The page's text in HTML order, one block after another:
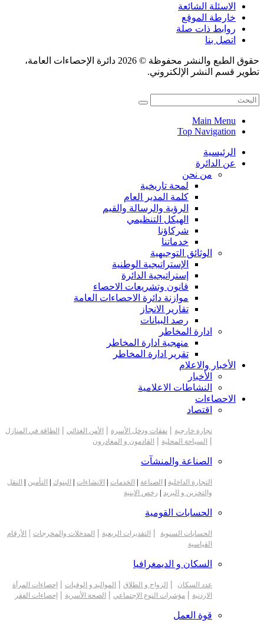
الاسئلة الشائعة
خارطة الموقع
روابط ذات صلة
اتصل بنا
حقوق الطبع والنشر محفوظة © 2026 دائرة الإحصاءات العامة،
تطوير قسم النشر الإلكتروني.
Main Menu
Top Navigation
الرئيسية
عن الدائرة
من نحن
لمحة تاريخية
كلمة المدير العام
الرؤية والرسالة والقيم
الهيكل التنظيمي
شركاؤنا
خدماتنا
الوثائق التوجيهية
الإستراتيجية الوطنية
إستراتيجية الدائرة
قانون وتشريعات الاحصاء
موازنة دائرة الاحصاءات العامة
تقارير الانجاز
رصد البيانات
ادارة المخاطر
منهجية ادارة المخاطر
تقرير ادارة المخاطر
الأخبار والاعلام
الأخبار
النشاطات الاعلامية
الاحصاءات
اقتصاد
تجارة خارجية | نفقات ودخل الأسرة | الأمن الغذائي | الطاقة في المنازل
| السياحة المحلية | القادمون و المغادرون
الصناعة والمنشآت
التجارة الداخلية | الصناعة | الخدمات | الانشاءات | البنوك | التأمين | النقل
والتخزين و البريد | رخص الابنية
الحسابات القومية
الحسابات السنوية | التقديرات الربعية | المدخلات والمخرجات | الأرقام
القياسية
السكان و الديمغرافيا
عدد السكان | الزواج و الطلاق | المواليد و الوفيات | إحصاءات المرأة
الاردنية | مؤشرات النوع الإجتماعي | الصحة الأسرية | إحصاءات الفقر
قوة العمل